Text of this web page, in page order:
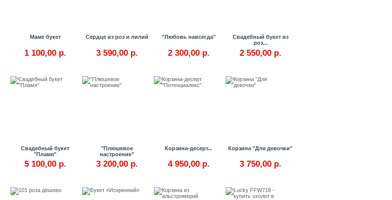
Маме букет
1 100,00 р.
Сердце из роз и лилий
3 590,00 р.
"Любовь навсегда"
2 300,00 р.
Свадебный букет из
роз...
2 550,00 р.
Свадебный букет
"Пламя"
5 100,00 р.
"Плюшевое
настроение"
3 200,00 р.
Корзина-десерт...
4 950,00 р.
Корзина "Для девочки"
3 750,00 р.